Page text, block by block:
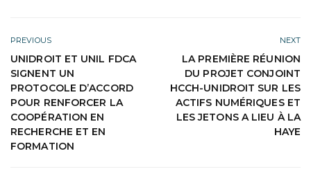
PREVIOUS
UNIDROIT ET UNIL FDCA
SIGNENT UN
PROTOCOLE D’ACCORD
POUR RENFORCER LA
COOPÉRATION EN
RECHERCHE ET EN
FORMATION
NEXT
LA PREMIÈRE RÉUNION
DU PROJET CONJOINT
HCCH-UNIDROIT SUR LES
ACTIFS NUMÉRIQUES ET
LES JETONS A LIEU À LA
HAYE